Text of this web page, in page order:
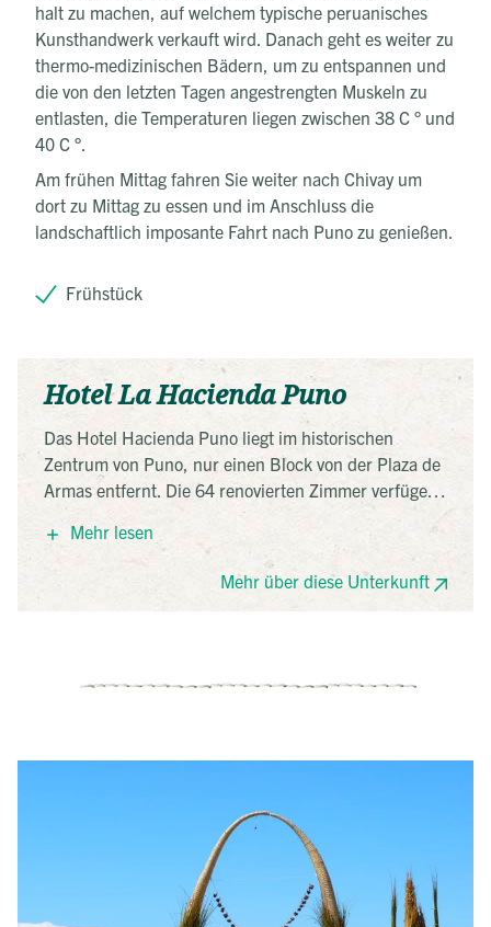
halt zu machen, auf welchem typische peruanisches
Kunsthandwerk verkauft wird. Danach geht es weiter zu
thermo-medizinischen Bädern, um zu entspannen und
die von den letzten Tagen angestrengten Muskeln zu
entlasten, die Temperaturen liegen zwischen 38 C ° und
40 C °.
Am frühen Mittag fahren Sie weiter nach Chivay um
dort zu Mittag zu essen und im Anschluss die
landschaftlich imposante Fahrt nach Puno zu genießen.
Frühstück
Hotel La Hacienda Puno
Das Hotel Hacienda Puno liegt im historischen
Zentrum von Puno, nur einen Block von der Plaza de
Armas entfernt. Die 64 renovierten Zimmer verfügen
über Flachbild-TV und eigenes Bad mit Badewanne.
Im Sky Room genießen Gäste ein Frühstücksbuffet
mit 360°-Blick auf die Stadt und den Titicacasee. Das
hauseigene Taypicamana Restaurant serviert
Mehr lesen
Mehr über diese Unterkunft